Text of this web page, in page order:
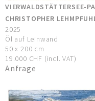
VIERWALDSTÄTTERSEE-
CHRISTOPHER
2025
Öl auf Leinwand
50 x 200 cm
19.000 CHF (incl. VAT)
Anfrage